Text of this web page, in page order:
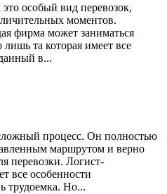
особый вид перевозок,
моментов.
фирма может заниматься
та которая имеет все
в...
процесс. Он полностью
маршрутом и верно
перевозки. Логист-
все особенности
трудоемка. Но...